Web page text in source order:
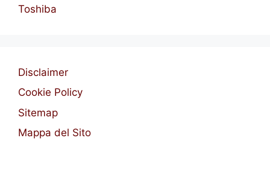
Toshiba
Disclaimer
Cookie Policy
Sitemap
Mappa del Sito